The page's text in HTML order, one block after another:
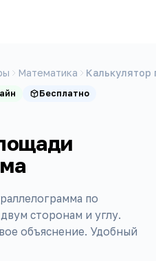
Математика
Бесплатно
по
сторонам и углу.
объяснение. Удобный